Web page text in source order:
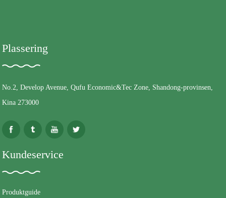
Plassering
No.2, Develop Avenue, Qufu Economic&Tec Zone, Shandong-provinsen,
Kina 273000
Kundeservice
Produktguide